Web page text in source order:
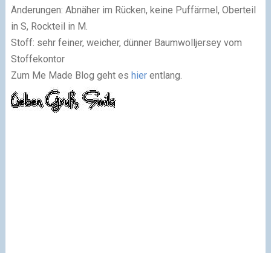
Änderungen: Abnäher im Rücken, keine Puffärmel, Oberteil
in S, Rockteil in M.
Stoff: sehr feiner, weicher, dünner Baumwolljersey vom
Stoffekontor
Zum Me Made Blog geht es hierentlang.